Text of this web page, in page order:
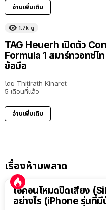
อ่านเพิ่มเติม
1.7k ดู
TAG Heuerh เปิดตัว
Formula 1 สมาร์ทวอทช์ไ
ข้อมือ
โดย Thitirath Kinaret
5 เดือนที่แล้ว
อ่านเพิ่มเติม
เรื่องห้ามพลาด
ไอคอนโหมดปิดเสียง
อย่างไร (iPhone รุ่นที่